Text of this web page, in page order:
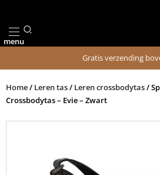
de
inhoud
menu
Gratis verzending
Home/ Leren tas/ Leren crossbodytas/
Crossbodytas – Evie – Zwart